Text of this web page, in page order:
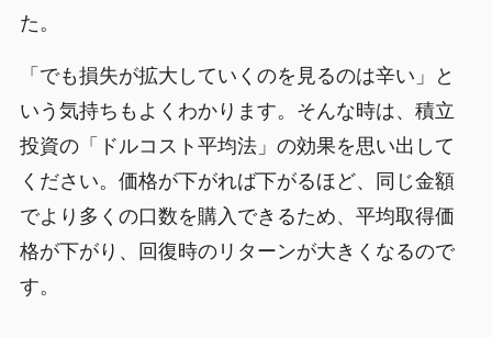
た。
「でも損失が拡大していくのを見るのは辛い」と
いう気持ちもよくわかります。そんな時は、積立
投資の「ドルコスト平均法」の効果を思い出して
ください。価格が下がれば下がるほど、同じ金額
でより多くの口数を購入できるため、平均取得価
格が下がり、回復時のリターンが大きくなるので
す。